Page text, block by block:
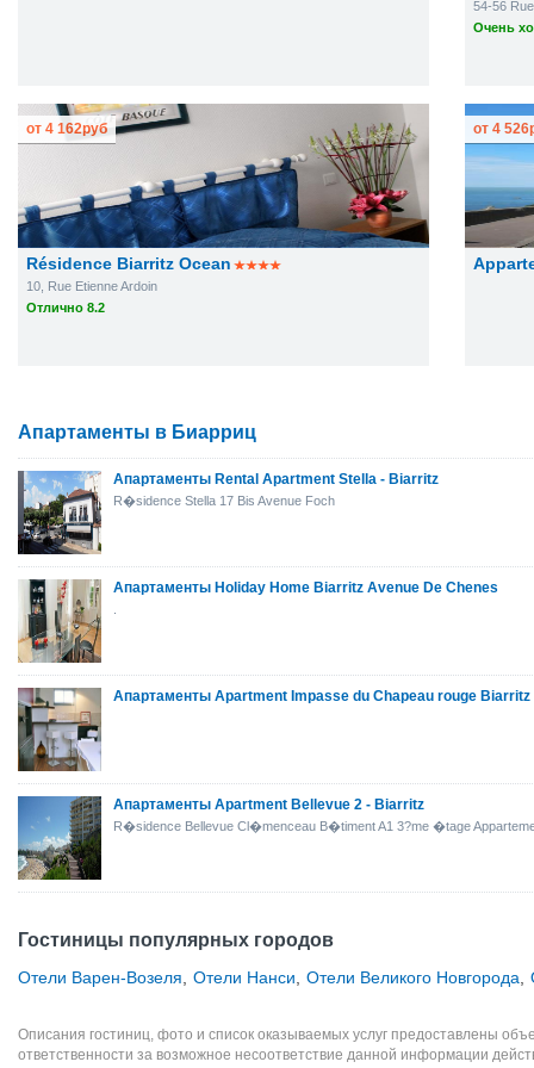
54-56
Очень
Résidence Biarritz Ocean
10, Rue Etienne Ardoin
Отлично 8.2
от 4 162руб от 4 526
Апартаменты в Биарриц
Апартаменты Rental Apartment Stella - Biarritz
R�sidence Stella 17 Bis Avenue Foch
Апартаменты Holiday Home Biarritz Avenue De Chenes
Апартаменты Apartment Impasse du Chapeau rouge Biarritz
Апартаменты Apartment Bellevue 2 - Biarritz
R�sidence Bellevue Cl�menceau B�timent A1 3?me �tage
Гостиницы популярных городов
Отели Варен-Возеля Отели Нанси Отели Великого Новгорода
Описания гостиниц, фото и список оказываемых услуг предоставлены
ответственности за возможное несоответствие данной информации